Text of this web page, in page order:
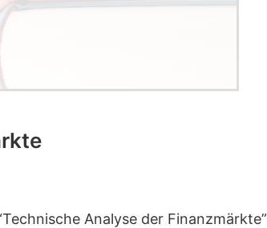
Analyse der Finanzmärkte”